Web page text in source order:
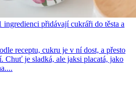
ingredienci přidávají cukráři do těsta a
receptu, cukru je v ní dost, a přesto
Chuť je sladká, ale jaksi placatá, jako